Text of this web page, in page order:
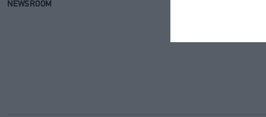
NEWSROOM